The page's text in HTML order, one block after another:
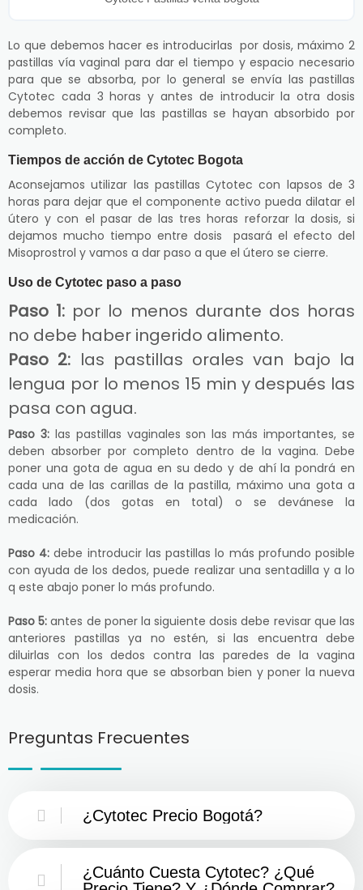
Lo que debemos hacer es introducirlas por dosis, máximo 2
pastillas vía vaginal para dar el tiempo y espacio necesario
para que se absorba, por lo general se envía las pastillas
Cytotec cada 3 horas y antes de introducir la otra dosis
debemos revisar que las pastillas se hayan absorbido por
completo.
Tiempos de acción de Cytotec Bogota
Aconsejamos utilizar las pastillas Cytotec con lapsos de 3
horas para dejar que el componente activo pueda dilatar el
útero y con el pasar de las tres horas reforzar la dosis, si
dejamos mucho tiempo entre dosis pasará el efecto del
Misoprostrol y vamos a dar paso a que el útero se cierre.
Uso de Cytotec paso a paso
Paso 1: por lo menos durante dos horas
no debe haber ingerido alimento.
Paso 2: las pastillas orales van bajo la
lengua por lo menos 15 min y después las
pasa con agua.
Paso 3:las pastillas vaginales son las más importantes, se
deben absorber por completo dentro de la vagina. Debe
poner una gota de agua en su dedo y de ahí la pondrá en
cada una de las carillas de la pastilla, máximo una gota a
cada lado (dos gotas en total) o se devánese la
medicación.
Paso 4: debe introducir las pastillas lo más profundo posible
con ayuda de los dedos, puede realizar una sentadilla y a lo
q este abajo poner lo más profundo.
Paso 5: antes de poner la siguiente dosis debe revisar que las
anteriores pastillas ya no estén, si las encuentra debe
diluirlas con los dedos contra las paredes de la vagina
esperar media hora que se absorban bien y poner la nueva
dosis.
Preguntas Frecuentes
¿Cytotec Precio Bogotá?
¿Cuánto Cuesta Cytotec? ¿Qué